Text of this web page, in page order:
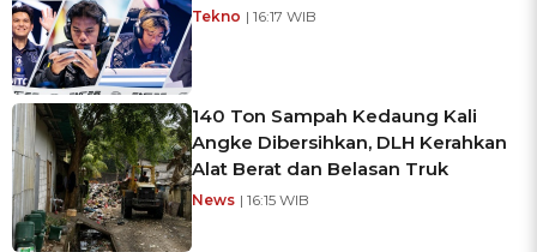
Tekno | 16:17 WIB
140 Ton Sampah Kedaung Kali
Angke Dibersihkan, DLH Kerahkan
Alat Berat dan Belasan Truk
News | 16:15 WIB